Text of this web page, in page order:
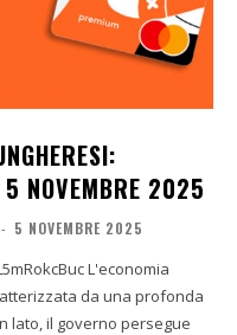
5 NOVEMBRE 2025
- 5 NOVEMBRE 2025
L'economia
da una profonda
lato, il governo persegue